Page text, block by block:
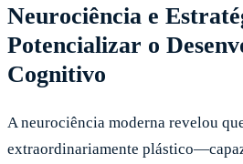
Neurociência e
Potencializar o
Cognitivo
A neurociência moderna revelou
extraordinariamente